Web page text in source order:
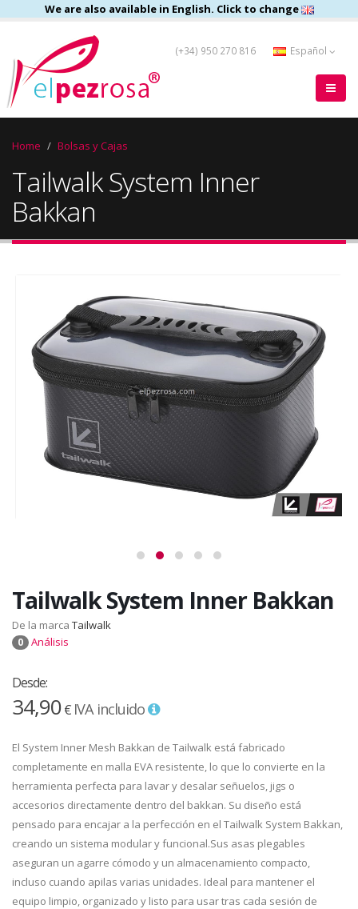
We are also available in English. Click to change
(+34) 950 270 816 Español
Home Bolsas y Cajas
Tailwalk System Inner
Bakkan
Tailwalk System Inner Bakkan
De la marca Tailwalk
0 Análisis
Desde:
34,90€ IVA incluido
El System Inner Mesh Bakkan de Tailwalk está fabricado
completamente en malla EVA resistente, lo que lo convierte en la
herramienta perfecta para lavar y desalar señuelos, jigs o
accesorios directamente dentro del bakkan. Su diseño está
pensado para encajar a la perfección en el Tailwalk System Bakkan,
creando un sistema modular y funcional.Sus asas plegables
aseguran un agarre cómodo y un almacenamiento compacto,
incluso cuando apilas varias unidades. Ideal para mantener el
equipo limpio, organizado y listo para usar tras cada sesión de